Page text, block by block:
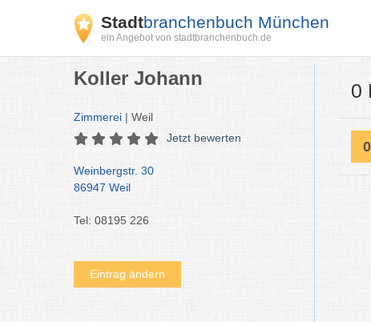
Stadtbranchenbuch München
ein Angebot von stadtbranchenbuch.de
Koller Johann
Zimmerei | Weil
Jetzt bewerten
Weinbergstr. 30
86947 Weil
Tel: 08195 226
Eintrag ändern
0
0